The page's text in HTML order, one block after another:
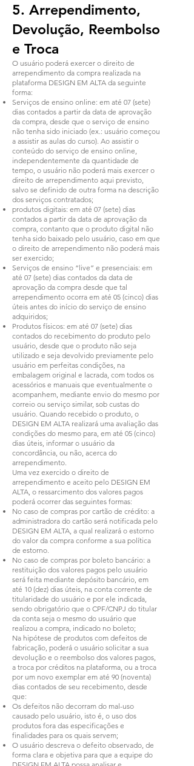
5. Arrependimento,
Devolução, Reembolso
e Troca
O usuário poderá exercer o direito de
arrependimento da compra realizada na
plataforma DESIGN EM ALTA da seguinte
forma:
Serviços de ensino online: em até 07 (sete)
dias contados a partir da data de aprovação
da compra, desde que o serviço de ensino
não tenha sido iniciado (ex.: usuário começou
a assistir as aulas do curso). Ao assistir o
conteúdo do serviço de ensino online,
independentemente da quantidade de
tempo, o usuário não poderá mais exercer o
direito de arrependimento aqui previsto,
salvo se definido de outra forma na descrição
dos serviços contratados;
produtos digitais: em até 07 (sete) dias
contados a partir da data de aprovação da
compra, contanto que o produto digital não
tenha sido baixado pelo usuário, caso em que
o direito de arrependimento não poderá mais
ser exercido;
Serviços de ensino “live” e presenciais: em
até 07 (sete) dias contados da data de
aprovação da compra desde que tal
arrependimento ocorra em até 05 (cinco) dias
úteis antes do início do serviço de ensino
adquiridos;
Produtos físicos: em até 07 (sete) dias
contados do recebimento do produto pelo
usuário, desde que o produto não seja
utilizado e seja devolvido previamente pelo
usuário em perfeitas condições, na
embalagem original e lacrada, com todos os
acessórios e manuais que eventualmente o
acompanhem, mediante envio do mesmo por
correio ou serviço similar, sob custas do
usuário. Quando recebido o produto, o
DESIGN EM ALTA realizará uma avaliação das
condições do mesmo para, em até 05 (cinco)
dias úteis, informar o usuário da
concordância, ou não, acerca do
arrependimento.
Uma vez exercido o direito de
arrependimento e aceito pelo DESIGN EM
ALTA, o ressarcimento dos valores pagos
poderá ocorrer das seguintes formas:
No caso de compras por cartão de crédito: a
administradora do cartão será notificada pelo
DESIGN EM ALTA, a qual realizará o estorno
do valor da compra conforme a sua política
de estorno.
No caso de compras por boleto bancário: a
restituição dos valores pagos pelo usuário
será feita mediante depósito bancário, em
até 10 (dez) dias úteis, na conta corrente de
titularidade do usuário e por ele indicada,
sendo obrigatório que o CPF/CNPJ do titular
da conta seja o mesmo do usuário que
realizou a compra, indicado no boleto;
Na hipótese de produtos com defeitos de
fabricação, poderá o usuário solicitar a sua
devolução e o reembolso dos valores pagos,
a troca por créditos na plataforma, ou a troca
por um novo exemplar em até 90 (noventa)
dias contados de seu recebimento, desde
que:
Os defeitos não decorram do mal-uso
causado pelo usuário, isto é, o uso dos
produtos fora das especificações e
finalidades para os quais servem;
O usuário descreva o defeito observado, de
forma clara e objetiva para que a equipe do